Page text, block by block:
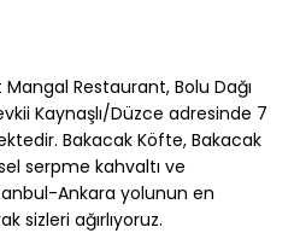
[2026]
Restaurant, Bolu Dağı
Kaynaşlı/Düzce adresinde 7
Bakacak Köfte, Bakacak
serpme kahvaltı ve
Ankara yolunun en
sizleri ağırlıyoruz.